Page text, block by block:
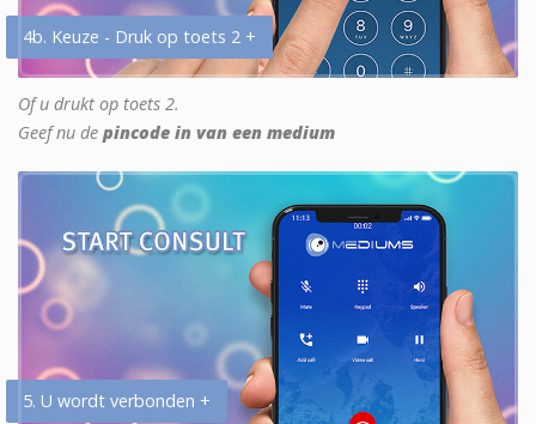
4b. Keuze - Druk op toets 2 +
Of u drukt op toets 2.
Geef nu de pincode in van een medium
5. U wordt verbonden +